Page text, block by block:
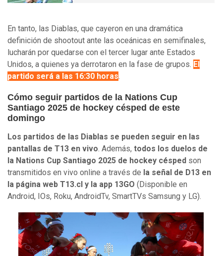
En tanto, las Diablas, que cayeron en una dramática
definición de shootout ante las oceánicas en semifinales,
lucharán por quedarse con el tercer lugar ante Estados
Unidos, a quienes ya derrotaron en la fase de grupos. El
partido será a las 16:30 horas.
Cómo seguir partidos de la Nations Cup
Santiago 2025 de hockey césped de este
domingo
Los partidos de las Diablas se pueden seguir en las
pantallas de T13 en vivo. Además, todos los duelos de
la Nations Cup Santiago 2025 de hockey césped son
transmitidos en vivo online a través de la señal de D13 en
la página web T13.cl y la app 13GO (Disponible en
Android, IOs, Roku, AndroidTv, SmartTVs Samsung y LG).